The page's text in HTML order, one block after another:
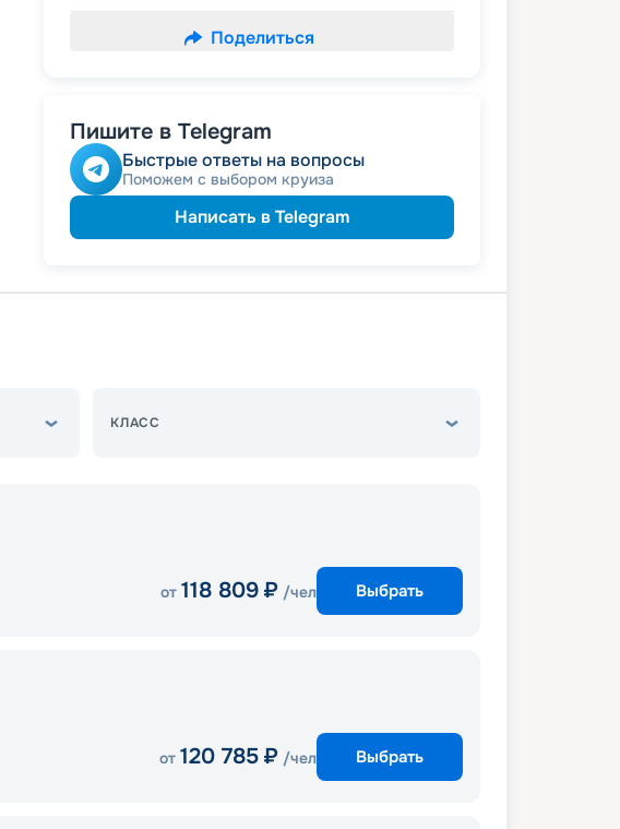
Поделиться
Пишите в Telegram
Быстрые ответы на вопросы
Поможем с выбором круиза
Написать в Telegram
КЛАСС
от 118 809 ₽ /чел Выбрать
от 120 785 ₽ /чел Выбрать